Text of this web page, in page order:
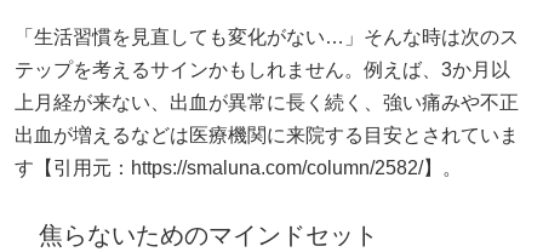
「生活習慣を見直しても変化がない…」そんな時は次のス
テップを考えるサインかもしれません。例えば、3か月以
上月経が来ない、出血が異常に長く続く、強い痛みや不正
出血が増えるなどは医療機関に来院する目安とされていま
す【引用元： https://smaluna.com/column/2582/】。
焦らないためのマインドセット